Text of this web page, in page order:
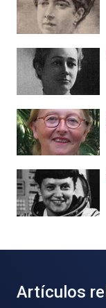
Artículos